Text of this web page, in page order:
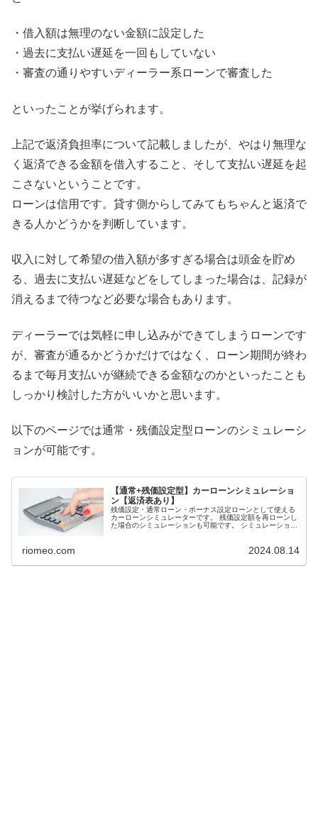
・借入額は無理のない金額に設定した
・過去に支払い遅延を一回もしていない
・審査の通りやすいディーラー系ローンで審査した
といったことが挙げられます。
上記で返済負担率について記載しましたが、やはり無理な
く返済できる金額を借入すること、そして支払い遅延を起
こさないということです。
ローンは信用です。貸す側からしてみてもちゃんと返済で
きる人かどうかを判断しています。
収入に対して希望の借入額が多すぎる場合は頭金を貯め
る、過去に支払い遅延などをしてしまった場合は、記録が
消えるまで待つなど必要な場合もあります。
ディーラーでは気軽に申し込みができてしまうローンです
が、審査が通るかどうかだけではなく、ローン期間が終わ
るまで毎月支払いが継続できる金額なのかといったことも
しっかり検討した方がいいかと思います。
以下のページでは通常・残価設定型ローンのシミュレーシ
ョンが可能です。
【通常+残価設定型】カーローンシミュレーショ
ン【返済表あり】
残価設定・通常ローン・ボーナス設定ローンとして使える
カーローンシミュレーターです。 残価設定額を再ローンし
た場合のシミュレーションも可能です。 シミュレーション
riomeo.com 2024.08.14